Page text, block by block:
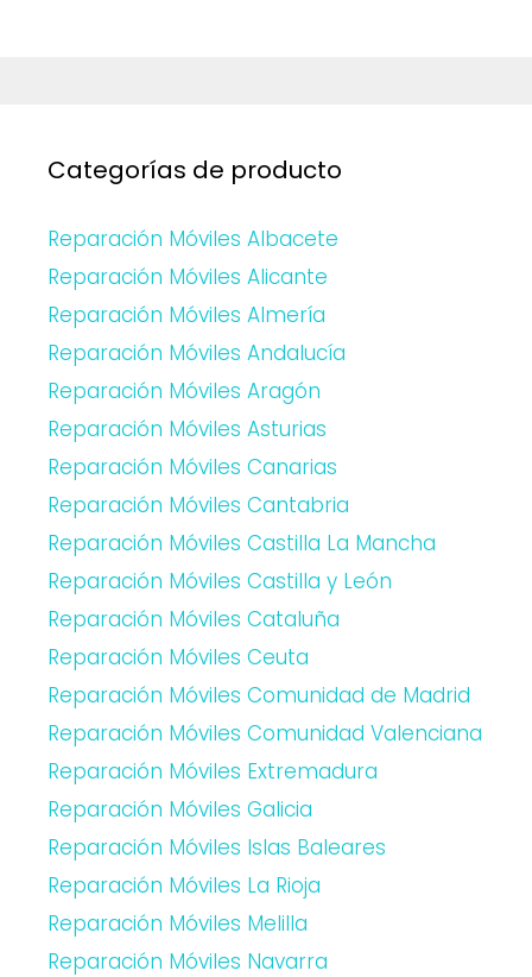
Categorías de producto
Reparación Móviles Albacete
Reparación Móviles Alicante
Reparación Móviles Almería
Reparación Móviles Andalucía
Reparación Móviles Aragón
Reparación Móviles Asturias
Reparación Móviles Canarias
Reparación Móviles Cantabria
Reparación Móviles Castilla La Mancha
Reparación Móviles Castilla y León
Reparación Móviles Cataluña
Reparación Móviles Ceuta
Reparación Móviles Comunidad de Madrid
Reparación Móviles Comunidad Valenciana
Reparación Móviles Extremadura
Reparación Móviles Galicia
Reparación Móviles Islas Baleares
Reparación Móviles La Rioja
Reparación Móviles Melilla
Reparación Móviles Navarra